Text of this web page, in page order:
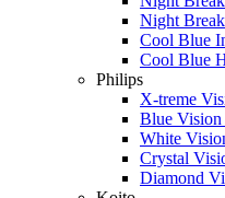
Night
Cool Blue
Cool Blue
Philips
X-treme
Blue Vision
White
Crystal
Diamond